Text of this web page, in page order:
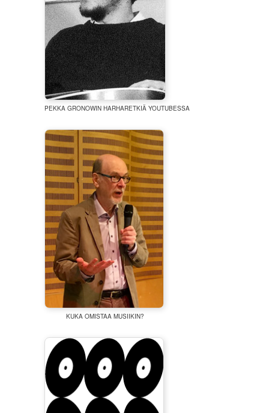
PEKKA GRONOWIN HARHARETKIÄ YOUTUBESSA
KUKA OMISTAA MUSIIKIN?